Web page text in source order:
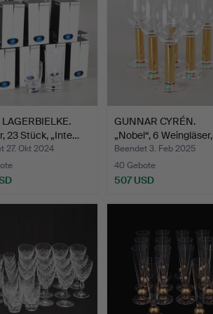
LAGERBIELKE.
23 Stück, „Inte…
27. Okt 2024
GUNNAR CYRÉN.
„Nobel“, 6 Weingläser,
Orref…
Beendet 3. Feb 2025
40 Gebote
507 USD